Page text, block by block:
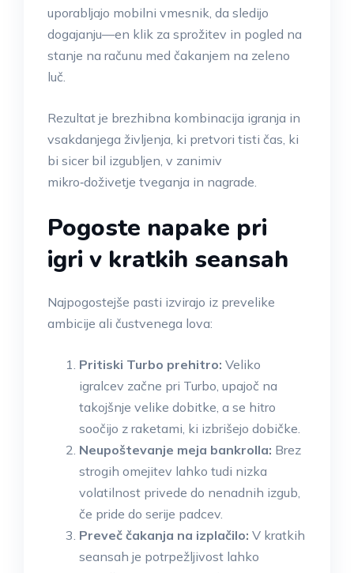
uporabljajo mobilni vmesnik, da sledijo
dogajanju—en klik za sprožitev in pogled na
stanje na računu med čakanjem na zeleno
luč.
Rezultat je brezhibna kombinacija igranja in
vsakdanjega življenja, ki pretvori tisti čas, ki
bi sicer bil izgubljen, v zanimiv
mikro‑doživetje tveganja in nagrade.
Pogoste napake pri
igri v kratkih seansah
Najpogostejše pasti izvirajo iz prevelike
ambicije ali čustvenega lova:
Pritiski Turbo prehitro: Veliko
igralcev začne pri Turbo, upajoč na
takojšnje velike dobitke, a se hitro
soočijo z raketami, ki izbrišejo dobičke.
Neupoštevanje meja bankrolla: Brez
strogih omejitev lahko tudi nizka
volatilnost privede do nenadnih izgub,
če pride do serije padcev.
Preveč čakanja na izplačilo: V kratkih
seansah je potrpežljivost lahko